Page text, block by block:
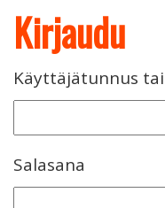
Kirjaudu
Käyttäjätunnus
Salasana